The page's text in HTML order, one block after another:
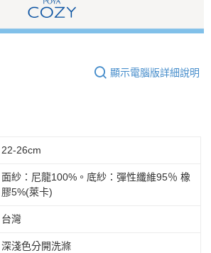
顯示電腦版詳細說明
22-26cm
面紗：尼龍100%。底紗：彈性纖維95％ 橡
膠5%(萊卡)
台灣
深淺色分開洗滌